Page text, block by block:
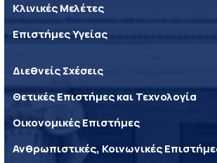
Κλινικές Μελέτες
Επιστήμες Υγείας
Διεθνείς Σχέσεις
Θετικές Επιστήμες και Τεχνολογία
Οικονομικές Επιστήμες
Ανθρωπιστικές, Κοινωνικές